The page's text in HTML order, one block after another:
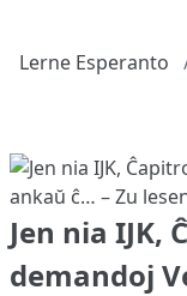
Lerne Esperanto
Jen nia IJK,
demandoj